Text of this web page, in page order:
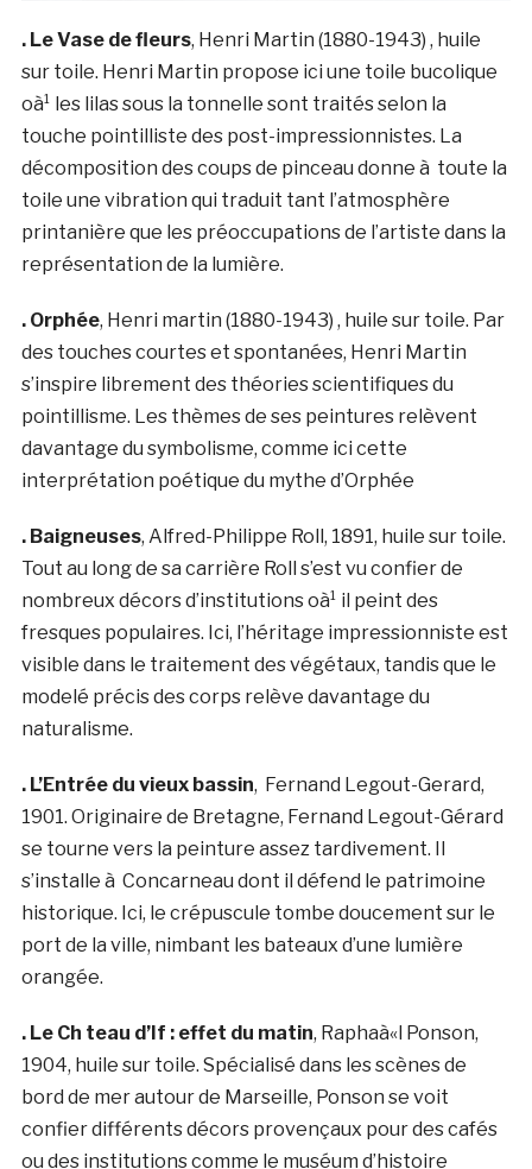
. Le Vase de fleurs, Henri Martin (1880-1943) , huile
sur toile. Henri Martin propose ici une toile bucolique
oà¹ les lilas sous la tonnelle sont traités selon la
touche pointilliste des post-impressionnistes. La
décomposition des coups de pinceau donne à toute la
toile une vibration qui traduit tant l’atmosphère
printanière que les préoccupations de l’artiste dans la
représentation de la lumière.
. Orphée, Henri martin (1880-1943) , huile sur toile. Par
des touches courtes et spontanées, Henri Martin
s’inspire librement des théories scientifiques du
pointillisme. Les thèmes de ses peintures relèvent
davantage du symbolisme, comme ici cette
interprétation poétique du mythe d’Orphée
. Baigneuses, Alfred-Philippe Roll, 1891, huile sur toile.
Tout au long de sa carrière Roll s’est vu confier de
nombreux décors d’institutions oà¹ il peint des
fresques populaires. Ici, l’héritage impressionniste est
visible dans le traitement des végétaux, tandis que le
modelé précis des corps relève davantage du
naturalisme.
. L’Entrée du vieux bassin, Fernand Legout-Gerard,
1901. Originaire de Bretagne, Fernand Legout-Gérard
se tourne vers la peinture assez tardivement. Il
s’installe à Concarneau dont il défend le patrimoine
historique. Ici, le crépuscule tombe doucement sur le
port de la ville, nimbant les bateaux d’une lumière
orangée.
. Le Ch teau d’If : effet du matin, Raphaà«l Ponson,
1904, huile sur toile. Spécialisé dans les scènes de
bord de mer autour de Marseille, Ponson se voit
confier différents décors provençaux pour des cafés
ou des institutions comme le muséum d’histoire